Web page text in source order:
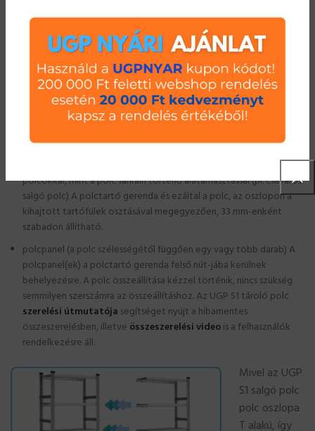
aminek a segítségével a keretpálcák az oszlop megfelelő
rögzítési pontjaira felüthetőek.
2./ UGP S1 salgó komplett polc
polctartó gerenda (minden polchoz 2 db szükséges, ami tartja
polcpanelt) A polctartó gerenda köti össze a két keretet és tartja
a polcpaneleket. A polctartó gerenda az oszlopon kihajtott
alátámasztását. Ezért is lehet nagyobb teherbírást elérni az UGP S1
polcokkal, mint a polc sarkain történő alátámasztással (pl. csavaros
salgó polc) A polctartó gerenda és ezáltal a polc, az oszlopon a
kihajtott tartófülek osztásával megegyezően, 33 mm-enként
szabadon állítható.
polcpanel (a polc szélességétől függően egy vagy több darab) A
polcpanel(ek) a polctartó gerenda felső nút-jába kerülnek
behelyezésre. A polc összeállítása kézzel történik, nincs szükség
semmilyen szerszámra az összeállításhoz. Az UGP S1 tároló polc
szerelési útmutatója segítséget nyújt a hibamentes
összeszerelésben, illetve összeszerelési videois a felhasználók
rendelkezésre áll.
Mivel az UGP
S1 salgó polc
polc oszlopa
T alakú, így